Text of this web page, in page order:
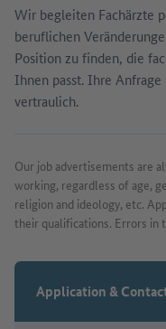
Wir begleiten Fachärzte
beruflichen
Position zu finden, die
Ihnen passt. Ihre
vertraulich.
Our job advertisements are
working, regardless of age,
religion and ideology, etc.
their qualifications. Errors in
Application &